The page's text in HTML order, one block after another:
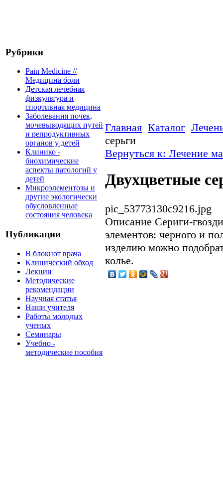
Рубрики
Pain Medicine //
Медицина боли
Детская лечебная
физкультура и
спортивная медицина
Заболевания почек,
мочевыводящих путей
и репродуктивных
органов у детей
Клинико -
биохимические
аспекты патологий у
детей
Микроэлементозы и
другие экологически
обусловленные
состояния человека
Публикации
В блокнот врача
Клинический обход
Лекции
Методические
рекомендации
Научная статья
Наши учителя
Работы молодых
ученых
Семинары
Учебно -
методические пособия
Главная Каталог
серьги
Вернуться к: Лечение
Двухцветные
pic_53773130c9216.jpg
Описание Сериги-
элементов: черного и
изделию можно
колье.